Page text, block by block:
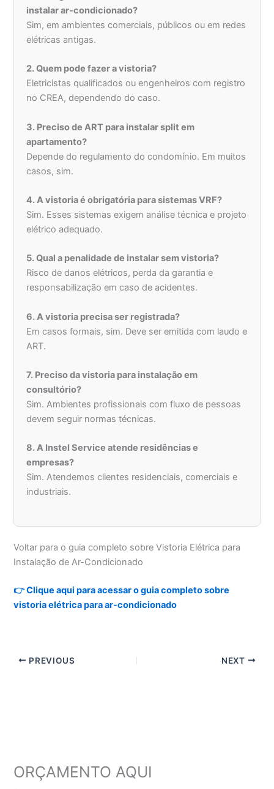
instalar ar-condicionado?
Sim, em ambientes comerciais, públicos ou em redes
elétricas antigas.
2. Quem pode fazer a vistoria?
Eletricistas qualificados ou engenheiros com registro
no CREA, dependendo do caso.
3. Preciso de ART para instalar split em
apartamento?
Depende do regulamento do condomínio. Em muitos
casos, sim.
4. A vistoria é obrigatória para sistemas VRF?
Sim. Esses sistemas exigem análise técnica e projeto
elétrico adequado.
5. Qual a penalidade de instalar sem vistoria?
Risco de danos elétricos, perda da garantia e
responsabilização em caso de acidentes.
6. A vistoria precisa ser registrada?
Em casos formais, sim. Deve ser emitida com laudo e
ART.
7. Preciso da vistoria para instalação em
consultório?
Sim. Ambientes profissionais com fluxo de pessoas
devem seguir normas técnicas.
8. A Instel Service atende residências e
empresas?
Sim. Atendemos clientes residenciais, comerciais e
industriais.
Voltar para o guia completo sobre Vistoria Elétrica para
Instalação de Ar-Condicionado
👉 Clique aqui para acessar o guia completo sobre
vistoria elétrica para ar-condicionado
PREVIOUS NEXT
ORÇAMENTO AQUI